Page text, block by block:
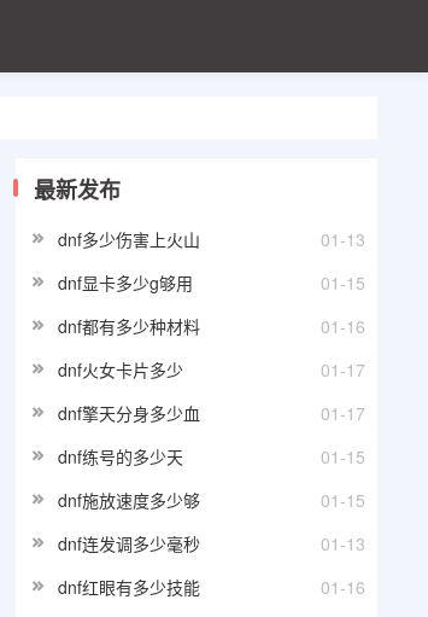
最新发布
01-13
dnf多少伤害上火山
01-15
dnf显卡多少g够用
01-16
dnf都有多少种材料
01-17
dnf火女卡片多少
01-17
dnf擎天分身多少血
01-15
dnf练号的多少天
01-15
dnf施放速度多少够
01-13
dnf连发调多少毫秒
01-16
dnf红眼有多少技能